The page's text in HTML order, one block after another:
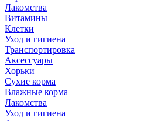
Лакомства
Витамины
Клетки
Уход и гигиена
Транспортировка
Аксессуары
Хорьки
Сухие корма
Влажные корма
Лакомства
Уход и гигиена